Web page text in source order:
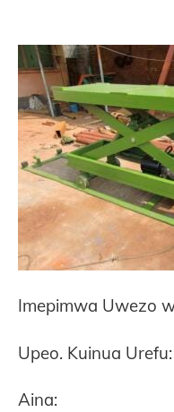
Imepimwa Uwezo
Upeo. Kuinua
Aina: